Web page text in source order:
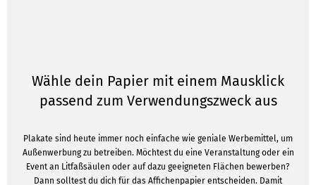
Wähle dein Papier mit einem Mausklick
passend zum Verwendungszweck aus
Plakate sind heute immer noch einfache wie geniale Werbemittel, um
Außenwerbung zu betreiben. Möchtest du eine Veranstaltung oder ein
Event an Litfaßsäulen oder auf dazu geeigneten Flächen bewerben?
Dann solltest du dich für das Affichenpapier entscheiden. Damit